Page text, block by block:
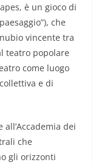
è un gioco di
che
vincente tra
teatro popolare
come luogo
e di
dei
che
gli orizzonti